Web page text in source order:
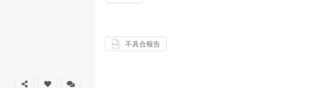
不具合報告